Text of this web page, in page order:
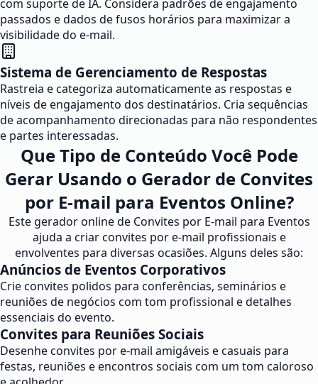
com suporte de IA. Considera padrões de engajamento
passados e dados de fusos horários para maximizar a
visibilidade do e-mail.
Sistema de Gerenciamento de Respostas
Rastreia e categoriza automaticamente as respostas e
níveis de engajamento dos destinatários. Cria sequências
de acompanhamento direcionadas para não respondentes
e partes interessadas.
Que Tipo de Conteúdo Você Pode
Gerar Usando o Gerador de Convites
por E-mail para Eventos Online?
Este gerador online de Convites por E-mail para Eventos
ajuda a criar convites por e-mail profissionais e
envolventes para diversas ocasiões. Alguns deles são:
Anúncios de Eventos Corporativos
Crie convites polidos para conferências, seminários e
reuniões de negócios com tom profissional e detalhes
essenciais do evento.
Convites para Reuniões Sociais
Desenhe convites por e-mail amigáveis e casuais para
festas, reuniões e encontros sociais com um tom caloroso